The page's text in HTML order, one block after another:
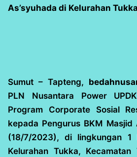
As’syuhada di Kelurahan Tukka
Sumut – Tapteng,
PLN Nusantara Power
Program Corporate Sosial
kepada Pengurus BKM Masjid
(18/7/2023), di lingkungan 1
Kelurahan Tukka, Kecamatan